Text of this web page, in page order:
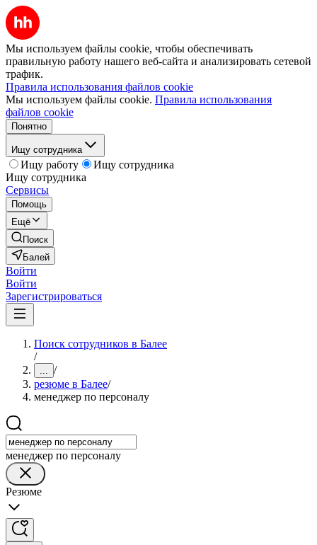
Мы используем файлы cookie, чтобы обеспечивать
правильную работу нашего веб-сайта и анализировать сетевой
трафик.
Правила использования файлов cookie
Мы используем файлы cookie. Правила использования
файлов cookie
Понятно
Ищу сотрудника
Ищу работу
Ищу сотрудника
Ищу сотрудника
Сервисы
Помощь
Ещё
Поиск
Балей
Войти
Войти
Зарегистрироваться
Поиск сотрудников в Балее
/
... /
резюме в Балее/
менеджер по персоналу
менеджер по персоналу
Резюме